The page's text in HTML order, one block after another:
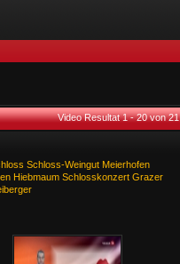
Video Resultat 1 - 20 von 21
Schloss-Weingut Meierhofen
Hiebmaum Schlosskonzert Grazer